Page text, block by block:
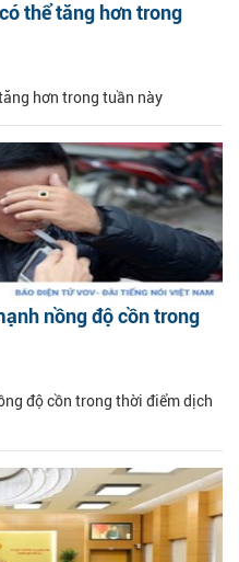
thể tăng hơn trong
hơn trong tuần này
nồng độ cồn trong
độ cồn trong thời điểm dịch